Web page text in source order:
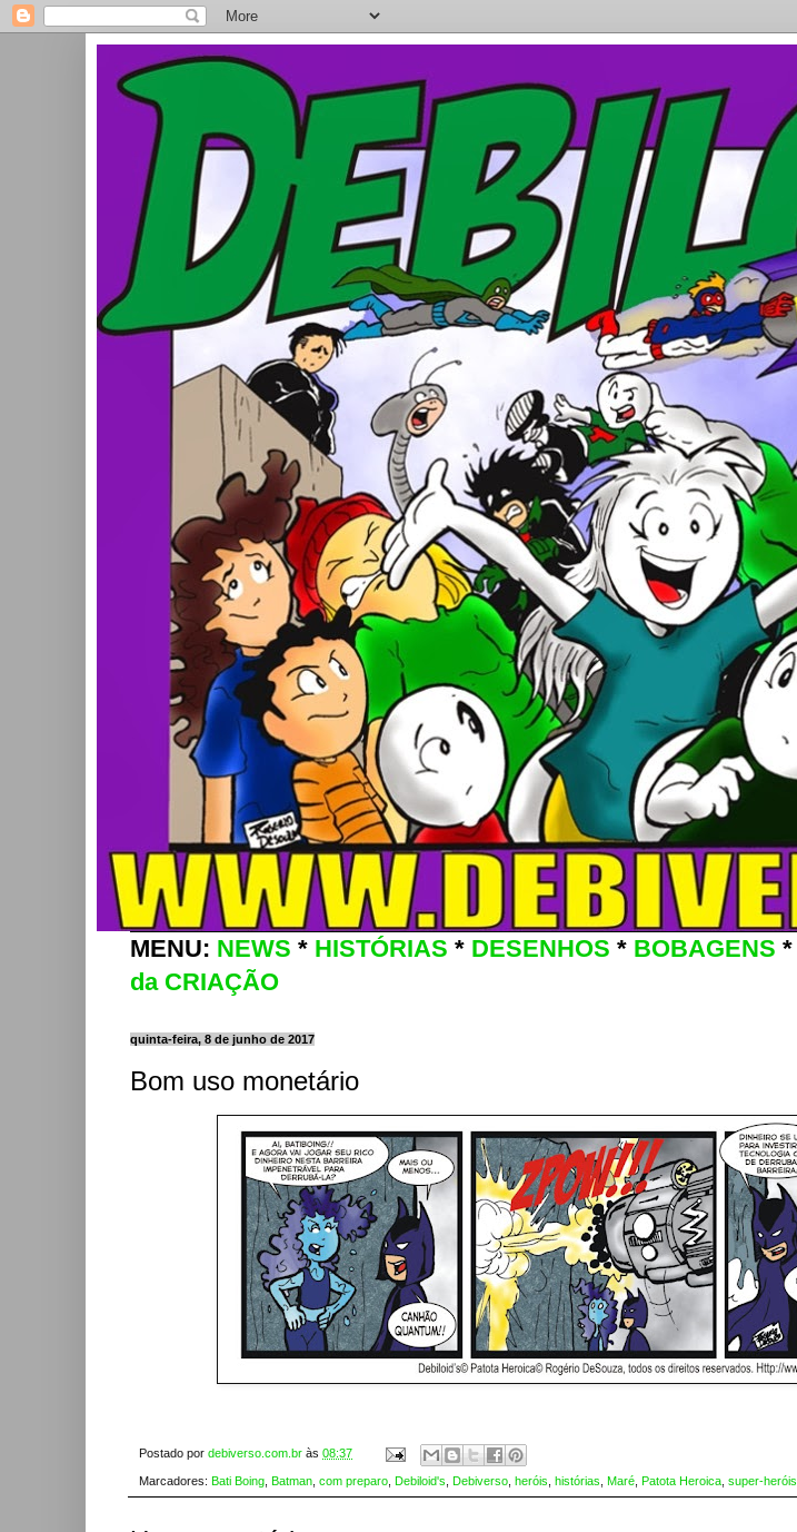
MENU: NEWS * HISTÓRIAS * DESENHOS * BOBAGENS *
da CRIAÇÃO
quinta-feira, 8 de junho de 2017
Bom uso monetário
Postado por debiverso.com.br às 08:37
Marcadores: Bati Boing Batman com preparo Debiloid's Debiverso heróis histórias Maré Patota Heroica super-heróis